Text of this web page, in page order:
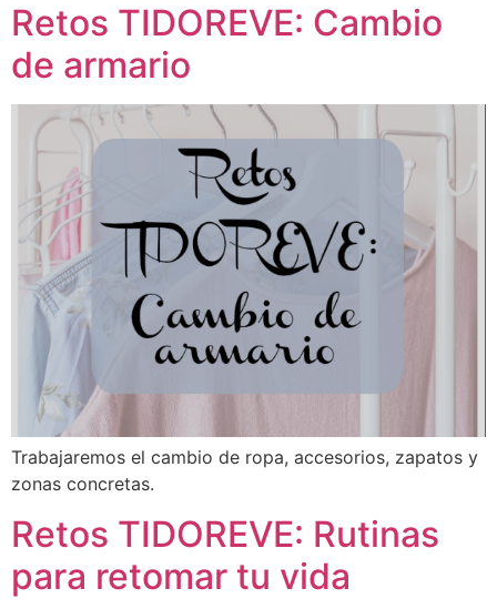
Retos TIDOREVE: Cambio
de armario
Trabajaremos el cambio de ropa, accesorios, zapatos y
zonas concretas.
Retos TIDOREVE: Rutinas
para retomar tu vida